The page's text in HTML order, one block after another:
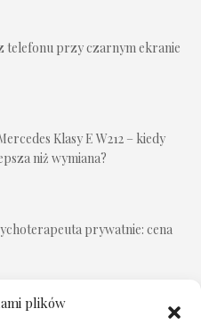
plików
telefonu przy czarnym ekranie
Klasy E W212 – kiedy
niż wymiana?
prywatnie: cena
przy zmianie biura